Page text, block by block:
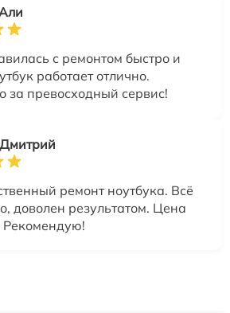
с ремонтом быстро и
работает отлично.
за превосходный сервис!
ремонт ноутбука. Всё
доволен результатом. Цена
Рекомендую!